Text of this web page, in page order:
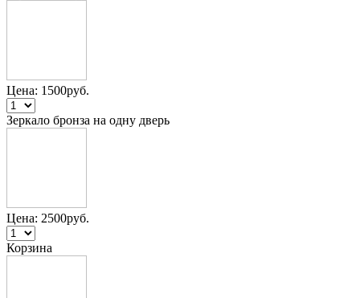
Цена: 1500руб.
Зеркало бронза на одну дверь
Цена: 2500руб.
Корзина